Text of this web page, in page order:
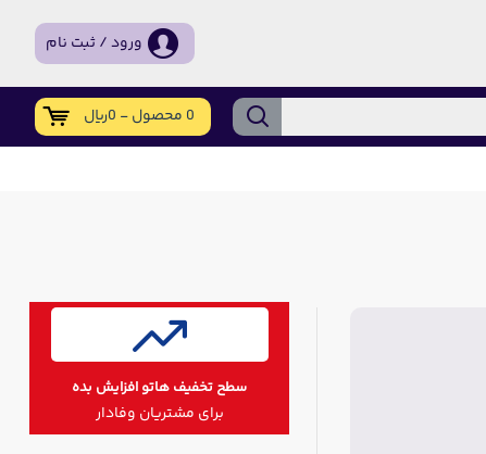
ورود / ثبت نام
0 محصول - 0ریال
سطح تخفیف هاتو افزایش بده
برای مشتریان وفادار